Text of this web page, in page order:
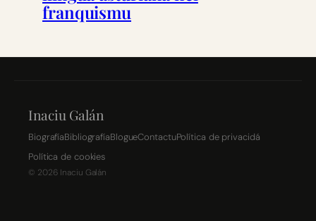
franquismu
Inaciu Galán
BiografíaBibliografíaBlogueContactuPolítica de privacidá
Política de cookies
© 2026 Inaciu Galán